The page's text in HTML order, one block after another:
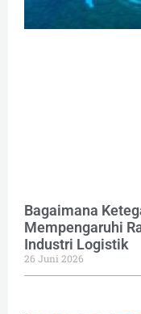
Bagaimana
Mempengaruhi
Industri Logistik
26 Juni 2026